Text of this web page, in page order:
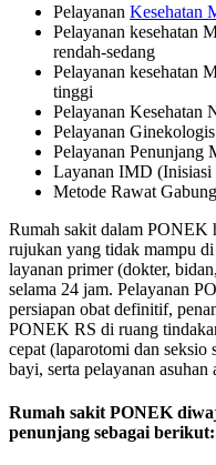
Pelayanan Kesehatan
Pelayanan kesehatan
rendah-sedang
Pelayanan kesehatan
tinggi
Pelayanan Kesehatan
Pelayanan Ginekologis
Pelayanan Penunjang
Layanan IMD
Metode Rawat
Rumah sakit dalam PONEK
rujukan yang tidak mampu
layanan primer (dokter,
selama 24 jam. Pelayanan
persiapan obat definitif,
PONEK RS di ruang
cepat (laparotomi dan seksio
bayi, serta pelayanan
Rumah sakit PONEK
penunjang sebagai berikut: